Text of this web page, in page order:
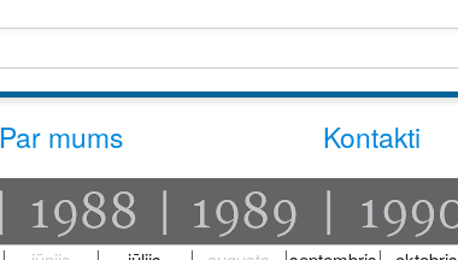
Par mums Kontakti